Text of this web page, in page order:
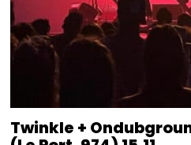
Twinkle +